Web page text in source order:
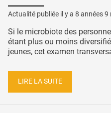
Actualité publiée il y a 8 années 9
Si le microbiote des
étant plus ou moins
jeunes, cet examen
LIRE LA SUITE